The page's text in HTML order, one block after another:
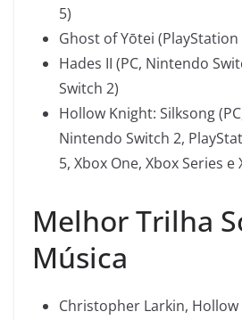
5)
Ghost of Yōtei (PlayStation
Hades II (PC, Nintendo
Switch 2)
Hollow Knight: Silksong
Nintendo Switch 2,
5, Xbox One, Xbox Series e
Melhor Trilha
Música
Christopher Larkin,